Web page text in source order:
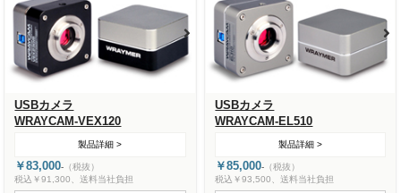
USBカメラ
WRAYCAM-VEX120
製品詳細 >
￥83,000- （税抜）
税込￥91,300、送料当社負担
USBカメラ
WRAYCAM-EL510
製品詳細 >
￥85,000- （税抜）
税込￥93,500、送料当社負担